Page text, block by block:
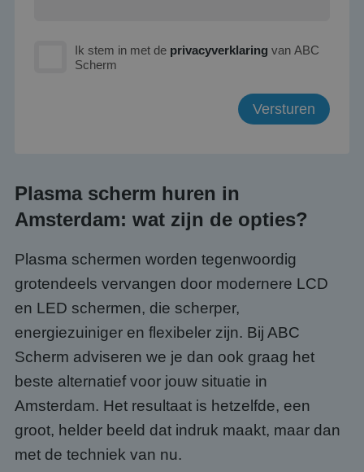
Ik stem in met de privacyverklaring van ABC
Scherm
Plasma scherm huren in
Amsterdam: wat zijn de opties?
Plasma schermen worden tegenwoordig
grotendeels vervangen door modernere LCD
en LED schermen, die scherper,
energiezuiniger en flexibeler zijn. Bij ABC
Scherm adviseren we je dan ook graag het
beste alternatief voor jouw situatie in
Amsterdam. Het resultaat is hetzelfde, een
groot, helder beeld dat indruk maakt, maar dan
met de techniek van nu.